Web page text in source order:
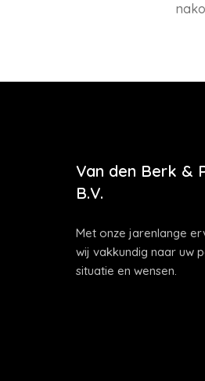
Van den Berk &
B.V.
Met onze jarenlange
wij vakkundig naar uw
situatie en wensen.